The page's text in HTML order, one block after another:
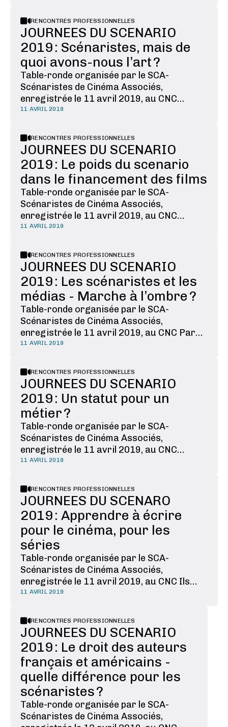
scénario est rarement indexé sur le budget
du film. Prenons le pari ensemble que
l’encadrement de la rémunération …
RENCONTRES PROFESSIONNELLES
JOURNEES DU SCENARIO
2019 : Scénaristes, mais de
quoi avons-nous l’art ?
Table-ronde organisée par le SCA-
Scénaristes de Cinéma Associés,
enregistrée le 11 avril 2019, au CNC
Existe-il un art du scénariste ? Quel est-il ?
(pour le pire ou le meilleur ?) dans la
transition de l’écrit à l’image ? L’inévitable
et nécessaire …
11 AVRIL 2019
RENCONTRES PROFESSIONNELLES
JOURNEES DU SCENARIO
2019 : Le poids du scenario
dans le financement des films
Table-ronde organisée par le SCA-
Scénaristes de Cinéma Associés,
enregistrée le 11 avril 2019, au CNC
Depuis quelques années, les scénaristes du
réécritures de scénarios. La presque
totalité des financeurs du cinéma exigent
désormais des modifications du …
11 AVRIL 2019
RENCONTRES PROFESSIONNELLES
JOURNEES DU SCENARIO
2019 : Les scénaristes et les
médias - Marche à l’ombre ?
Table-ronde organisée par le SCA-
Scénaristes de Cinéma Associés,
enregistrée le 11 avril 2019, au CNC Par
un phénomène étrange, à la sortie d’un film,
dans l’ombre. L’autre, le coscénariste.
Articles, débats, festivals, la
reconnaissance médiatique et …
11 AVRIL 2019
RENCONTRES PROFESSIONNELLES
JOURNEES DU SCENARIO
2019 : Un statut pour un
métier ?
Table-ronde organisée par le SCA-
Scénaristes de Cinéma Associés,
enregistrée le 11 avril 2019, au CNC
Beaucoup imaginent que les scénaristes
eux-mêmes, nombreux sont ceux qui
ignorent quel est vraiment leur statut :
régime général, mais sans droit aux …
11 AVRIL 2019
RENCONTRES PROFESSIONNELLES
JOURNEES DU SCENARO
2019 : Apprendre à écrire
pour le cinéma, pour les
séries
Table-ronde organisée par le SCA-
Scénaristes de Cinéma Associés,
enregistrée le 11 avril 2019, au CNC Ils
arrivent ! Après la génération Y, c’est au
pousser les portes des universités,
conservatoires et autres centres de
formation aux écritures scénaristiques ! …
11 AVRIL 2019
RENCONTRES PROFESSIONNELLES
JOURNEES DU SCENARIO
2019 : Le droit des auteurs
français et américains -
quelle différence pour les
scénaristes ?
Table-ronde organisée par le SCA-
Scénaristes de Cinéma Associés,